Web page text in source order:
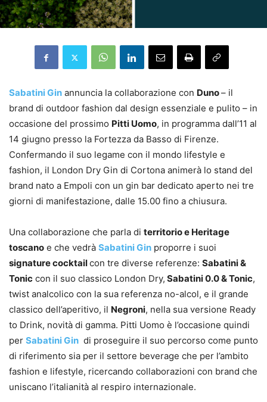
Sabatini Gin annuncia la collaborazione con Duno– il
brand di outdoor fashion dal design essenziale e pulito – in
occasione del prossimo Pitti Uomo, in programma dall’11 al
14 giugno presso la Fortezza da Basso di Firenze.
Confermando il suo legame con il mondo lifestyle e
fashion, il London Dry Gin di Cortona animerà lo stand del
brand nato a Empoli con un gin bar dedicato aperto nei tre
giorni di manifestazione, dalle 15.00 fino a chiusura.
Una collaborazione che parla di territorio e Heritage
toscano e che vedrà Sabatini Gin proporre i suoi
signature cocktailcon tre diverse referenze: Sabatini &
Tonic con il suo classico London Dry, Sabatini 0.0 & Tonic,
twist analcolico con la sua referenza no-alcol, e il grande
classico dell’aperitivo, il Negroni, nella sua versione Ready
to Drink, novità di gamma. Pitti Uomo è l’occasione quindi
per Sabatini Gin di proseguire il suo percorso come punto
di riferimento sia per il settore beverage che per l’ambito
fashion e lifestyle, ricercando collaborazioni con brand che
uniscano l’italianità al respiro internazionale.